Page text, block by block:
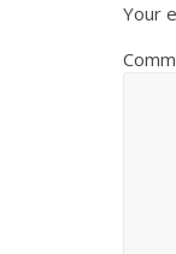
Your